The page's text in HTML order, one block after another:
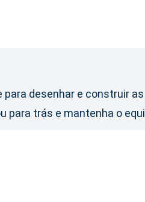
para desenhar e construir
para trás e mantenha o